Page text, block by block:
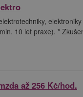
10 let praxe). *
až 256 Kč/hod.